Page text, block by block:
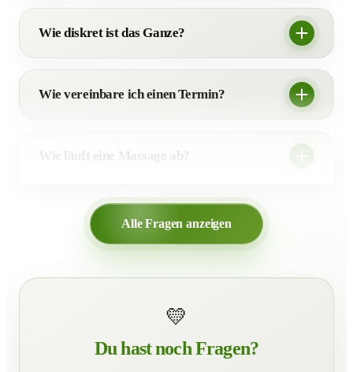
Wie diskret ist das Ganze?
Wie vereinbare ich einen Termin?
Wie läuft eine Massage ab?
Alle Fragen anzeigen
💛
Du hast noch Fragen?